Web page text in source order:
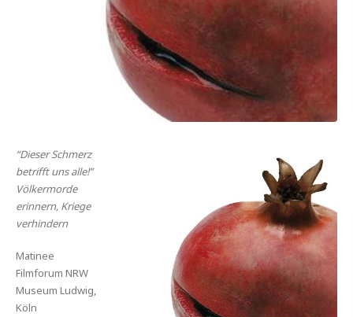
“Dieser Schmerz
betrifft uns alle!”
Völkermorde
erinnern, Kriege
verhindern
Matinee
Filmforum NRW
Museum Ludwig,
Köln